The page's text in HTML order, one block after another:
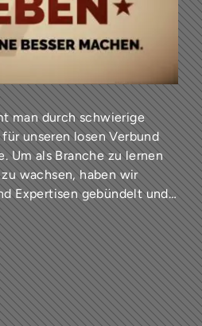
man durch schwierige
unseren losen Verbund
. Um als Branche zu lernen
wachsen, haben wir
Expertisen gebündelt und…